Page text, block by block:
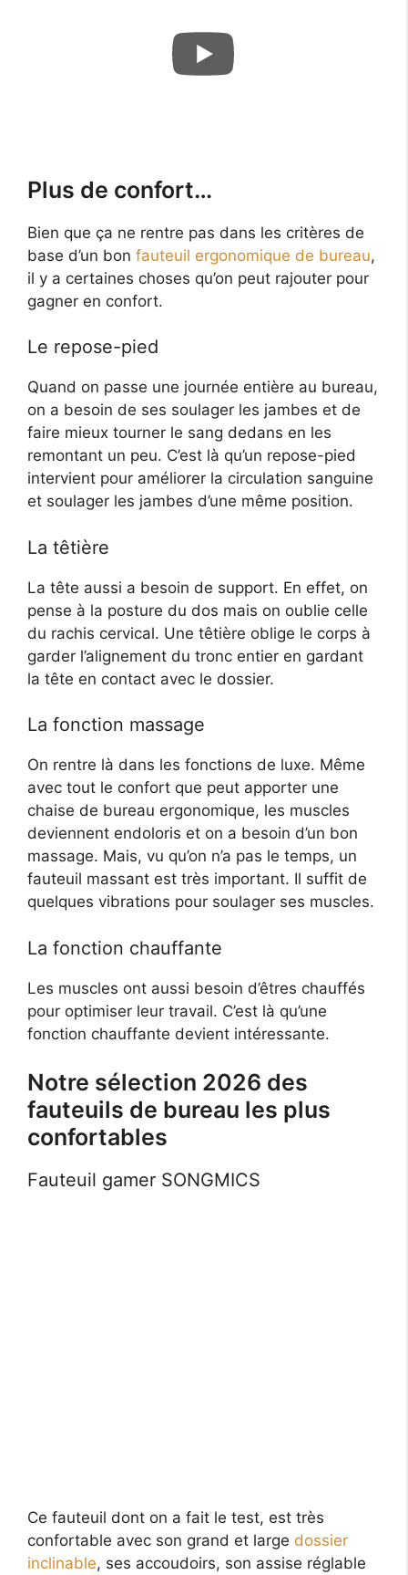
Plus de confort…
Bien que ça ne rentre pas dans les critères de
base d’un bon fauteuil ergonomique de bureau,
il y a certaines choses qu’on peut rajouter pour
gagner en confort.
Le repose-pied
Quand on passe une journée entière au bureau,
on a besoin de ses soulager les jambes et de
faire mieux tourner le sang dedans en les
remontant un peu. C’est là qu’un repose-pied
intervient pour améliorer la circulation sanguine
et soulager les jambes d’une même position.
La têtière
La tête aussi a besoin de support. En effet, on
pense à la posture du dos mais on oublie celle
du rachis cervical. Une têtière oblige le corps à
garder l’alignement du tronc entier en gardant
la tête en contact avec le dossier.
La fonction massage
On rentre là dans les fonctions de luxe. Même
avec tout le confort que peut apporter une
chaise de bureau ergonomique, les muscles
deviennent endoloris et on a besoin d’un bon
massage. Mais, vu qu’on n’a pas le temps, un
fauteuil massant est très important. Il suffit de
quelques vibrations pour soulager ses muscles.
La fonction chauffante
Les muscles ont aussi besoin d’êtres chauffés
pour optimiser leur travail. C’est là qu’une
fonction chauffante devient intéressante.
Notre sélection 2026 des
fauteuils de bureau les plus
confortables
Fauteuil gamer SONGMICS
Ce fauteuil dont on a fait le test, est très
confortable avec son grand et large dossier
inclinable, ses accoudoirs, son assise réglable